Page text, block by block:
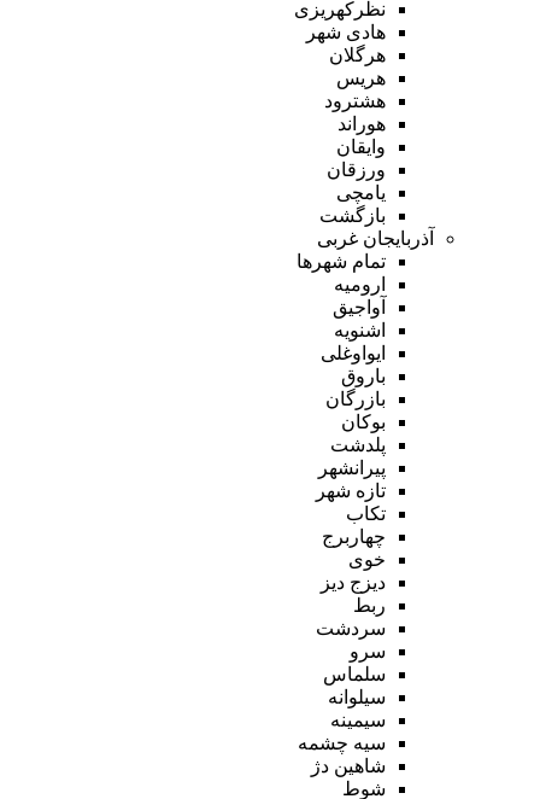
نظرکهریزی
هادی شهر
هرگلان
هریس
هشترود
هوراند
وایقان
ورزقان
یامچی
بازگشت
آذربایجان غربی
تمام شهر‌ها
ارومیه
آواجیق
اشنویه
ایواوغلی
باروق
بازرگان
بوکان
پلدشت
پیرانشهر
تازه شهر
تکاب
چهاربرج
خوی
دیزج دیز
ربط
سردشت
سرو
سلماس
سیلوانه
سیمینه
سیه چشمه
شاهین دژ
شوط